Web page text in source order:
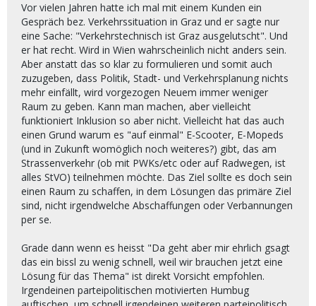
Vor vielen Jahren hatte ich mal mit einem Kunden ein
Gespräch bez. Verkehrssituation in Graz und er sagte nur
eine Sache: "Verkehrstechnisch ist Graz ausgelutscht". Und
er hat recht. Wird in Wien wahrscheinlich nicht anders sein.
Aber anstatt das so klar zu formulieren und somit auch
zuzugeben, dass Politik, Stadt- und Verkehrsplanung nichts
mehr einfällt, wird vorgezogen Neuem immer weniger
Raum zu geben. Kann man machen, aber vielleicht
funktioniert Inklusion so aber nicht. Vielleicht hat das auch
einen Grund warum es "auf einmal" E-Scooter, E-Mopeds
(und in Zukunft womöglich noch weiteres?) gibt, das am
Strassenverkehr (ob mit PWKs/etc oder auf Radwegen, ist
alles StVO) teilnehmen möchte. Das Ziel sollte es doch sein
einen Raum zu schaffen, in dem Lösungen das primäre Ziel
sind, nicht irgendwelche Abschaffungen oder Verbannungen
per se.
Grade dann wenn es heisst "Da geht aber mir ehrlich gsagt
das ein bissl zu wenig schnell, weil wir brauchen jetzt eine
Lösung für das Thema" ist direkt Vorsicht empfohlen.
Irgendeinen parteipolitischen motivierten Humbug